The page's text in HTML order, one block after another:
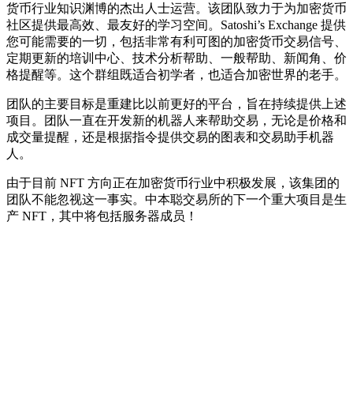
货币行业知识渊博的杰出人士运营。该团队致力于为加密货币
社区提供最高效、最友好的学习空间。Satoshi’s Exchange 提供
您可能需要的一切，包括非常有利可图的加密货币交易信号、
定期更新的培训中心、技术分析帮助、一般帮助、新闻角、价
格提醒等。这个群组既适合初学者，也适合加密世界的老手。
团队的主要目标是重建比以前更好的平台，旨在持续提供上述
项目。团队一直在开发新的机器人来帮助交易，无论是价格和
成交量提醒，还是根据指令提供交易的图表和交易助手机器
人。
由于目前 NFT 方向正在加密货币行业中积极发展，该集团的
团队不能忽视这一事实。中本聪交易所的下一个重大项目是生
产 NFT，其中将包括服务器成员！